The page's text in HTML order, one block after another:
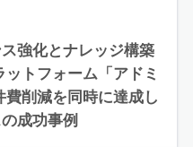
強化とナレッジ構築
トフォーム「アドミ
削減を同時に達成し
成功事例